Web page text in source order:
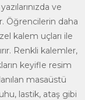
ve
Öğrencilerin daha
kalem uçları ile
Renkli kalemler,
keyifle resim
masaüstü
uhu, lastik, ataş gibi